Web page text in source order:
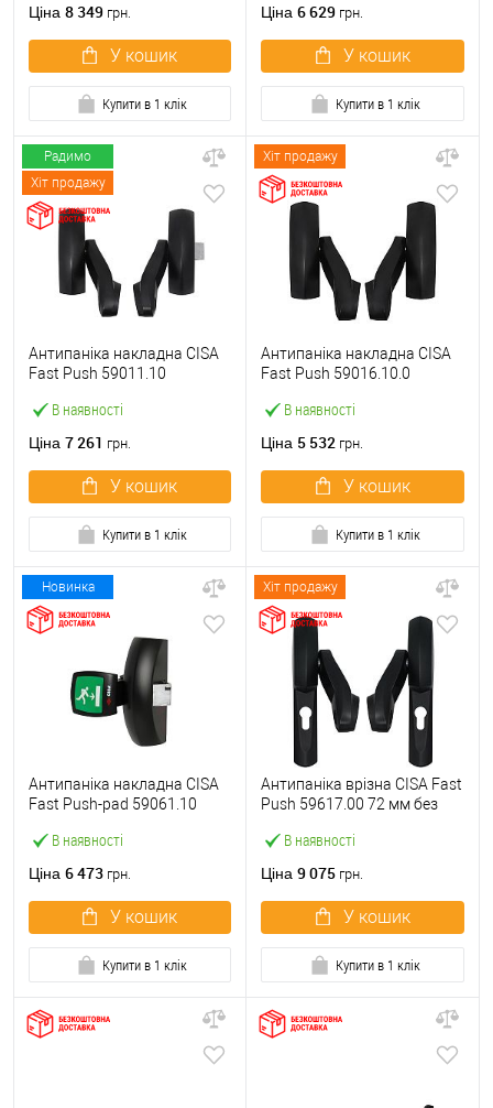
Ціна 8 349 грн.
У кошик
Купити в 1 клік
Ціна 6 629 грн.
У кошик
Купити в 1 клік
Радимо
Хіт продажу
В наявності
Антипаніка накладна CISA
Fast Push 59011.10
штанги
Ціна 7 261 грн.
У кошик
Купити в 1 клік
Хіт продажу
В наявності
Антипаніка накладна CISA
Fast Push 59016.10.0
штанги
Ціна 5 532 грн.
У кошик
Купити в 1 клік
Новинка
В наявності
Антипаніка накладна CISA
Fast Push-pad 59061.10
Ціна 6 473 грн.
У кошик
Купити в 1 клік
Хіт продажу
В наявності
Антипаніка врізна CISA Fast
Push 59617.00 72 мм без
Ціна 9 075 грн.
У кошик
Купити в 1 клік